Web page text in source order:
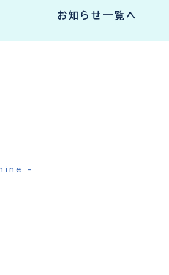
お知らせ一覧へ
-